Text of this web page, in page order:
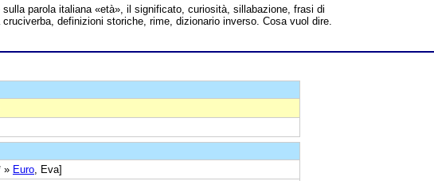
sulla parola italiana «età», il significato, curiosità, sillabazione, frasi di
definizioni storiche, rime, dizionario inverso. Cosa vuol dire.
» Euro , Eva]